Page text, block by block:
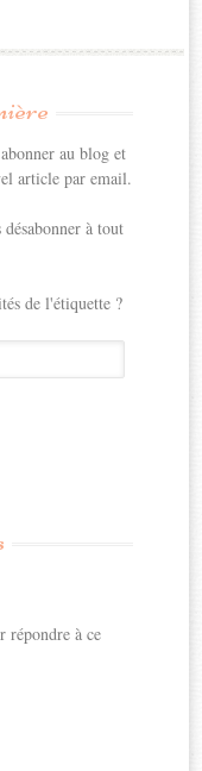
au blog et
article par email.
à tout
de l'étiquette ?
répondre à ce